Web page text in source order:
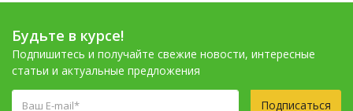
Будьте в курсе!
Подпишитесь и получайте свежие новости, интересные
статьи и актуальные предложения
Подписаться